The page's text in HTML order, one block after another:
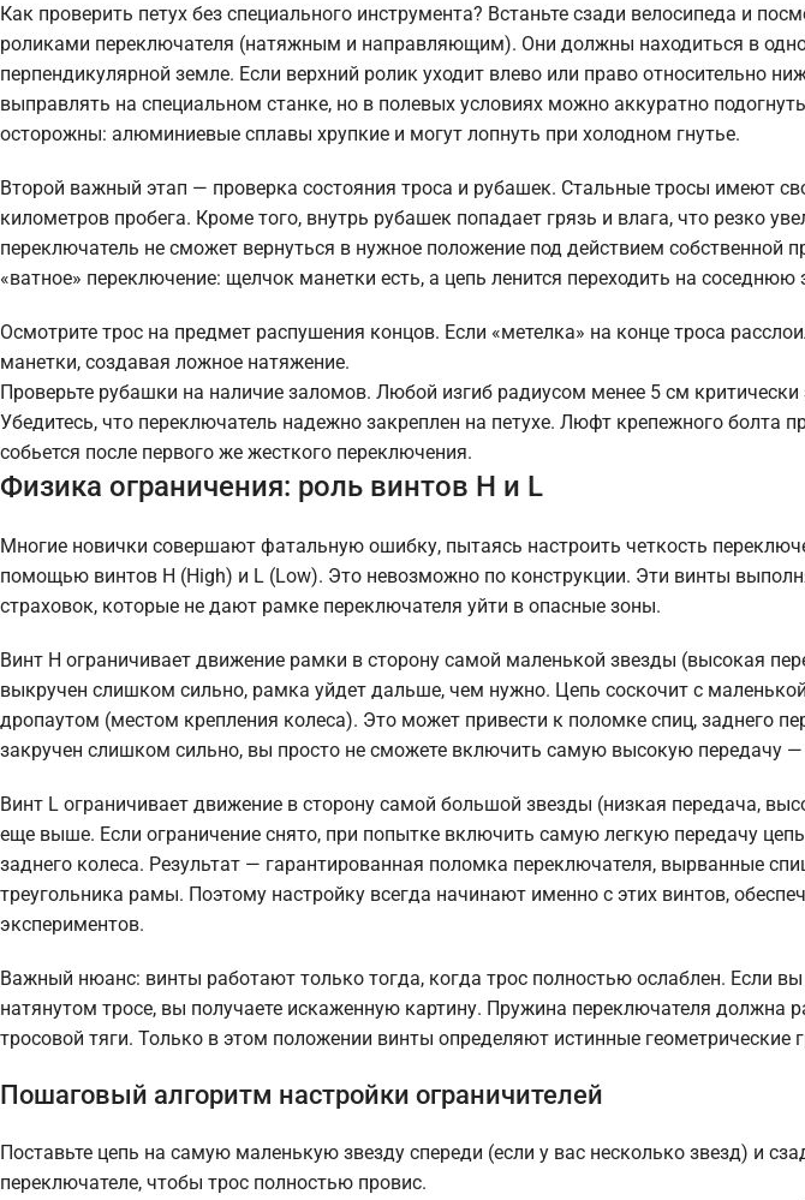
Как проверить петух без специального инструмента? Встаньте сзади велосипеда и
роликами переключателя (натяжным и направляющим). Они должны находиться в
перпендикулярной земле. Если верхний ролик уходит влево или право относительно
выправлять на специальном станке, но в полевых условиях можно аккуратно
осторожны: алюминиевые сплавы хрупкие и могут лопнуть при холодном гнутье.
Второй важный этап — проверка состояния троса и рубашек. Стальные тросы имеют
километров пробега. Кроме того, внутрь рубашек попадает грязь и влага, что резко
переключатель не сможет вернуться в нужное положение под действием собственной
«ватное» переключение: щелчок манетки есть, а цепь ленится переходить на соседнюю
Осмотрите трос на предмет распушения концов. Если «метелка» на конце троса
манетки, создавая ложное натяжение.
Проверьте рубашки на наличие заломов. Любой изгиб радиусом менее 5 см критически
Убедитесь, что переключатель надежно закреплен на петухе. Люфт крепежного болта
собьется после первого же жесткого переключения.
Физика ограничения: роль винтов H и L
Многие новички совершают фатальную ошибку, пытаясь настроить четкость
помощью винтов H (High) и L (Low). Это невозможно по конструкции. Эти винты
страховок, которые не дают рамке переключателя уйти в опасные зоны.
Винт H ограничивает движение рамки в сторону самой маленькой звезды (высокая
выкручен слишком сильно, рамка уйдет дальше, чем нужно. Цепь соскочит с
дропаутом (местом крепления колеса). Это может привести к поломке спиц, заднего
закручен слишком сильно, вы просто не сможете включить самую высокую передачу —
Винт L ограничивает движение в сторону самой большой звезды (низкая передача,
еще выше. Если ограничение снято, при попытке включить самую легкую передачу
заднего колеса. Результат — гарантированная поломка переключателя, вырванные
треугольника рамы. Поэтому настройку всегда начинают именно с этих винтов,
экспериментов.
Важный нюанс: винты работают только тогда, когда трос полностью ослаблен. Если вы
натянутом тросе, вы получаете искаженную картину. Пружина переключателя должна
тросовой тяги. Только в этом положении винты определяют истинные геометрические
Пошаговый алгоритм настройки ограничителей
Поставьте цепь на самую маленькую звезду спереди (если у вас несколько звезд) и
переключателе, чтобы трос полностью провис.